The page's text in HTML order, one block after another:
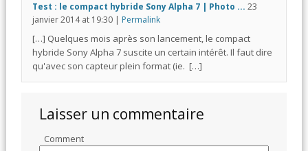
Test : le compact hybride Sony Alpha 7 | Photo ... 23
janvier 2014at 19:30 | Permalink
[…] Quelques mois après son lancement, le compact
hybride Sony Alpha 7 suscite un certain intérêt. Il faut dire
qu'avec son capteur plein format (ie. […]
Laisser un commentaire
Comment